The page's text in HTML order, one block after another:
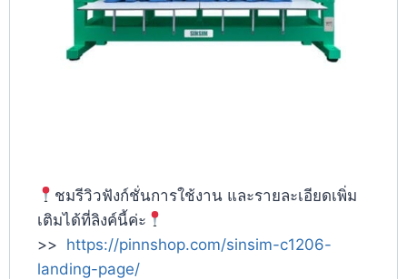
ชมรีวิวฟังก์ชั่นการใช้งาน และรายละเอียดเพิ่ม
เติมได้ที่ลิงค์นี้ค่ะ
>> https://pinnshop.com/sinsim-c1206-
landing-page/